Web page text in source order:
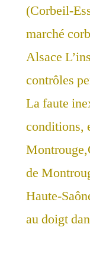
(Corbeil-
marché
Alsace
contrôles
La faute
conditions,
de
Haute-
au doigt